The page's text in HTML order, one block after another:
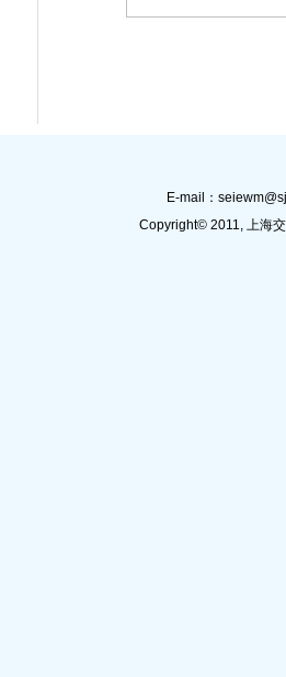
E-mail：
Copyright© 2011, 上海